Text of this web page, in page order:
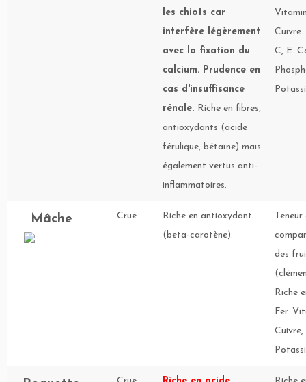
les chiots car
interfère légèrement
avec la fixation du
calcium. Prudence en
cas d'insuffisance
rénale. Riche en fibres,
antioxydants (acide
férulique, bétaïne) mais
également vertus anti-
inflammatoires.
Cuivre.
C, E.
Mâche Crue
Riche en antioxydant
(beta-carotène).
des
Riche
Fer.
Cuivre,